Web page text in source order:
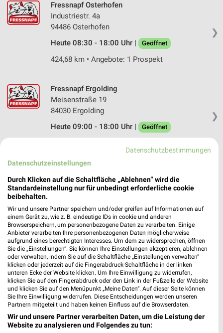
❯
Fressnapf Osterhofen
Industriestr. 4a
94486 Osterhofen
Heute 08:30 - 18:00 Uhr |
Geöffnet
424,68 km • Angebote: 1 Prospekt
❯
Fressnapf Ergolding
Meisenstraße 19
84030 Ergolding
Heute 09:00 - 18:00 Uhr |
Geöffnet
Janahofer Straße 20
93413 Cham
Heute 09:00 - 18:00 Uhr | Geöffnet
371,40 km • Angebote: 1 Prospekt
Fressnapf Vilsbiburg
Ohmstraße 10 b
84137 Vilsbiburg
Heute 09:00 - 18:00 Uhr | Geöffnet
Datenschutzbestimmungen
Datenschutzeinstellungen
Durch Klicken auf die Schaltfläche „Ablehnen“ wird die
Standardeinstellung nur für unbedingt erforderliche cookie
beibehalten.
Wir und unsere Partner speichern und/oder greifen auf Informationen auf
einem Gerät zu, wie z. B. eindeutige IDs in cookie und anderen
Browserspeichern, um personenbezogene Daten zu verarbeiten. Einige
Anbieter verarbeiten Ihre personenbezogenen Daten möglicherweise
aufgrund eines berechtigten Interesses. Um dem zu widersprechen, öffnen
Sie die „Einstellungen“. Sie können Ihre Einstellungen akzeptieren, ablehnen
oder verwalten, indem Sie auf die Schaltfläche „Einstellungen verwalten“
klicken oder jederzeit auf die Fingerabdruck-Schaltfläche in der linken
unteren Ecke der Website klicken. Um Ihre Einwilligung zu widerrufen,
klicken Sie auf den Fingerabdruck oder den Link in der Fußzeile der Website
und klicken Sie auf den Menüpunkt „Meine Daten“. Auf dieser Seite können
Sie Ihre Einwilligung widerrufen. Diese Entscheidungen werden unseren
Partnern mitgeteilt und haben keinen Einfluss auf die Browserdaten.
Wir und unsere Partner verarbeiten Daten, um die Leistung der
Website zu analysieren und Folgendes zu tun: